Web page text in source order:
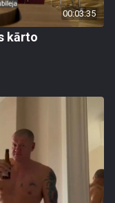
00:03:35
kārto